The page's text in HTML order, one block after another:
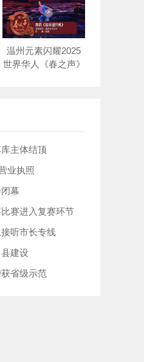
温州元素闪耀2025
世界华人《春之声》
主体结顶
业执照
幕
赛进入复赛环节
听市长专线
建设
省级示范